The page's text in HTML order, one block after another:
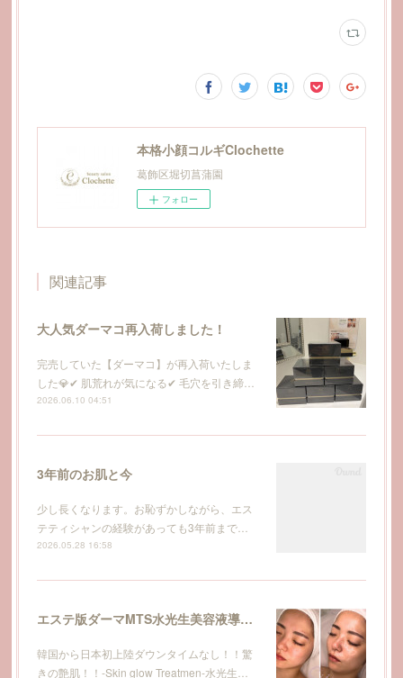
本格小顔コルギClochette
葛飾区堀切菖蒲園
フォロー
関連記事
大人気ダーマコ再入荷しました！
完売していた【ダーマコ】が再入荷いたしま
した💎✔ 肌荒れが気になる✔ 毛穴を引き締…
2026.06.10 04:51
3年前のお肌と今
少し長くなります。お恥ずかしながら、エス
テティシャンの経験があっても3年前まで…
2026.05.28 16:58
エステ版ダーマMTS水光生美容液導入トリートメント
韓国から日本初上陸ダウンタイムなし！！驚
きの艶肌！！-Skin glow Treatmen-水光生…